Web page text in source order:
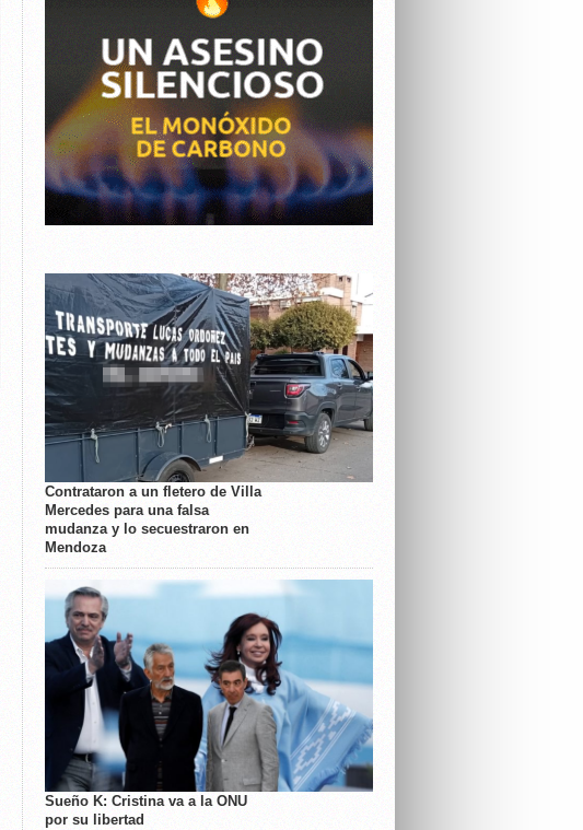
Contrataron a un fletero de Villa
Mercedes para una falsa
mudanza y lo secuestraron en
Mendoza
Sueño K: Cristina va a la ONU
por su libertad